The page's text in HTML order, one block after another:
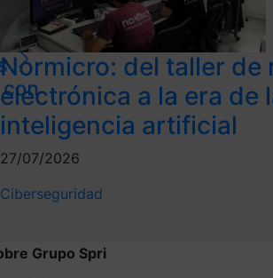
Normicro: del taller de
electrónica a la era de
inteligencia artificial
27/07/2026
Ciberseguridad
Grupo Spri